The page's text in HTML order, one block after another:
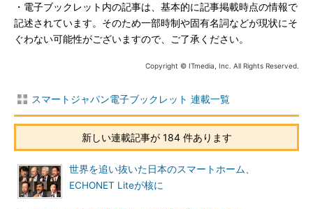
・電子ブックレット内の記事は、基本的に記事掲載時点の情報で
記述されています。そのため一部時制や固有名詞などが現状にそ
ぐわない可能性がございますので、ご了承ください。
Copyright © ITmedia, Inc. All Rights Reserved.
スマートジャパン電子ブックレット 連載一覧
新しい連載記事が 184 件あります
世界を追い抜いた日本のスマートホーム、
ECHONET Liteが核に